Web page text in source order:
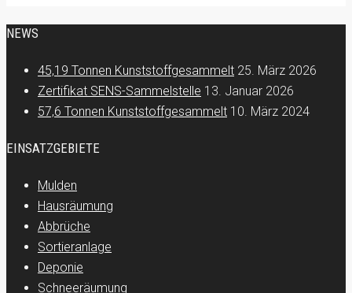
NEWS
45,19 Tonnen Kunststoffgesammelt 25. März 2026
Zertifikat SENS-Sammelstelle 13. Januar 2026
57,6 Tonnen Kunststoffgesammelt 10. März 2024
EINSATZGEBIETE
Mulden
Hausräumung
Abbrüche
Sortieranlage
Deponie
Schneeräumung